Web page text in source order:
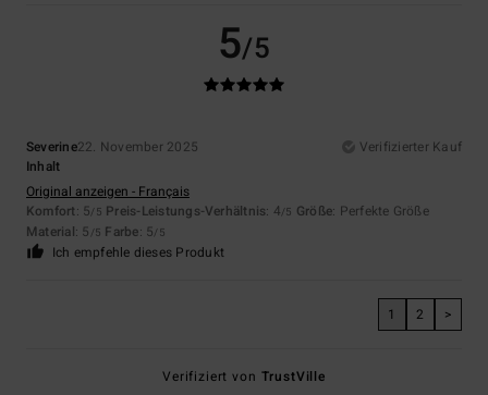
5/5
Severine22. November 2025
Verifizierter Kauf
Inhalt
Original anzeigen - Français
Komfort: 5/5 Preis-Leistungs-Verhältnis: 4/5 Größe: Perfekte Größe
Material: 5 /5 Farbe: 5/5
Ich empfehle dieses Produkt
1 2 >
Verifiziert von TrustVille